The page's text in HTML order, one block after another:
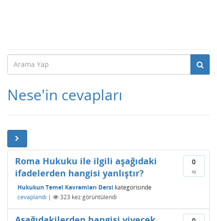
Nese'in cevapları
0
oy
Roma Hukuku ile ilgili aşağıdaki
ifadelerden hangisi yanlıştır?
Hukukun Temel Kavramları Dersi kategorisinde
cevaplandı | 323 kez görüntülendi